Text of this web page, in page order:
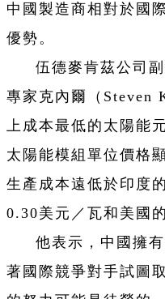
中國製造商相對於國
優勢。
伍德麥肯茲公司
專家克內爾（Steven
上成本最低的太陽能
太陽能模組單位價格
生產成本遠低於印度
0.30美元／瓦和美國
他表示，中國擁
著國際競爭對手試圖